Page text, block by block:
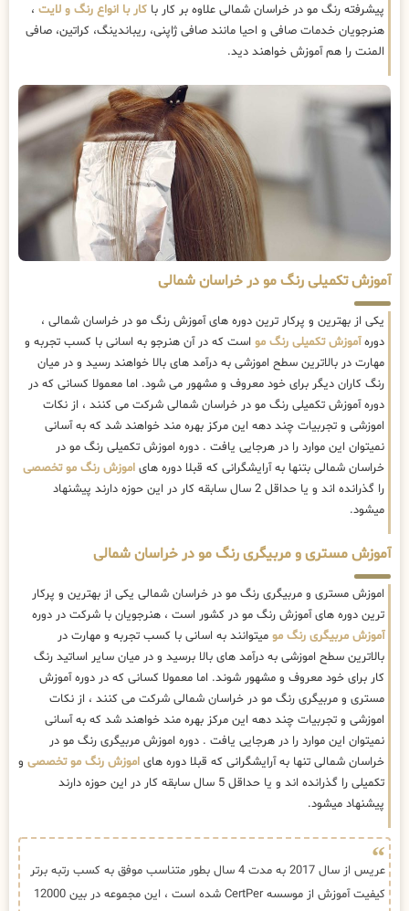
پیشرفته رنگ مو در خراسان شمالی علاوه بر کار با کار با انواع رنگ و لایت ،
هنرجویان خدمات صافی و احیا مانند صافی ژاپنی، ریباندینگ، کراتین، صافی
المنت را هم آموزش خواهند دید.
آموزش تکمیلی رنگ مو در خراسان شمالی
یکی از بهترین و پرکار ترین دوره های آموزش رنگ مو در خراسان شمالی ،
دورهآموزش تکمیلی رنگ مو است که در آن هنرجو به اسانی با کسب تجربه و
مهارت در بالاترین سطح اموزشی به درآمد های بالا خواهند رسید و در میان
رنگ کاران دیگر برای خود معروف و مشهور می شود. اما معمولا کسانی که در
دوره آموزش تکمیلی رنگ مو در خراسان شمالی شرکت می کنند ، از نکات
اموزشی و تجربیات چند دهه این مرکز بهره مند خواهند شد که به آسانی
نمیتوان این موارد را در هرجایی یافت . دوره اموزش تکمیلی رنگ مو در
خراسان شمالی بتنها به آرایشگرانی که قبلا دوره های اموزش رنگ مو تخصصی
را گذرانده اند و یا حداقل 2 سال سابقه کار در این حوزه دارند پیشنهاد
میشود.
آموزش مستری و مربیگری رنگ مو در خراسان شمالی
اموزش مستری و مربیگری رنگ مو در خراسان شمالی یکی از بهترین و پرکار
ترین دوره های آموزش رنگ مو در کشور است ، هنرجویان با شرکت در دوره
آموزش مربیگری رنگ مو میتوانند به اسانی با کسب تجربه و مهارت در
بالاترین سطح اموزشی به درآمد های بالا برسید و در میان سایر اساتید رنگ
کار برای خود معروف و مشهور شوند. اما معمولا کسانی که در دوره آموزش
مستری و مربیگری رنگ مو در خراسان شمالی شرکت می کنند ، از نکات
اموزشی و تجربیات چند دهه این مرکز بهره مند خواهند شد که به آسانی
نمیتوان این موارد را در هرجایی یافت . دوره اموزش مربیگری رنگ مو در
خراسان شمالی تنها به آرایشگرانی که قبلا دوره های اموزش رنگ مو تخصصی و
تکمیلی را گذرانده اند و یا حداقل 5 سال سابقه کار در این حوزه دارند
پیشنهاد میشود.
عریس از سال 2017 به مدت 4 سال بطور متناسب موفق به کسب رتبه برتر
کیفیت آموزش از موسسه CertPer شده است ، این مجموعه در بین 12000